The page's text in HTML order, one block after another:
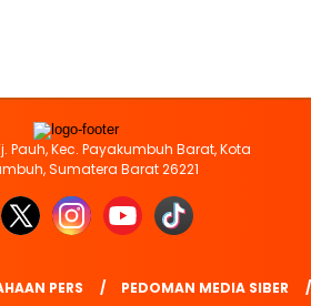
Pauh, Kec. Payakumbuh Barat, Kota
Sumatera Barat 26221
PERS PEDOMAN MEDIA SIBER